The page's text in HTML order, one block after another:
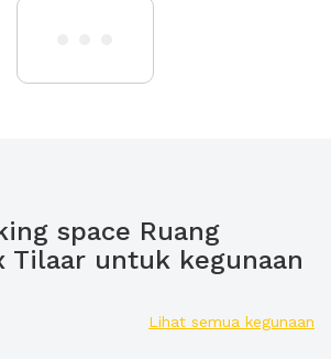
space Ruang
Tilaar untuk kegunaan
Lihat semua kegunaan